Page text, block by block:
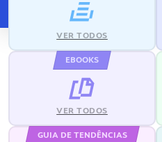
VER TODOS
EBOOKS
VER TODOS
GUIA DE TENDÊNCIAS